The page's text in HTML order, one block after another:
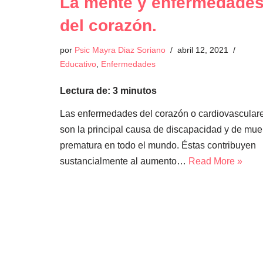
del corazón.
por Psic Mayra Diaz Soriano
abril 12, 2021
Educativo Enfermedades
Lectura de: 3 minutos
Las enfermedades del corazón o
son la principal causa de discapacidad y de
prematura en todo el mundo. Éstas contribuyen
sustancialmente al aumento… Read More »